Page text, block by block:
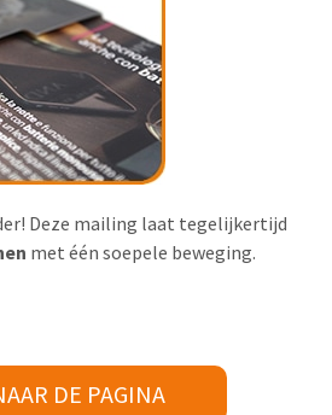
Deze mailing laat tegelijkertijd
met één soepele beweging.
DE PAGINA